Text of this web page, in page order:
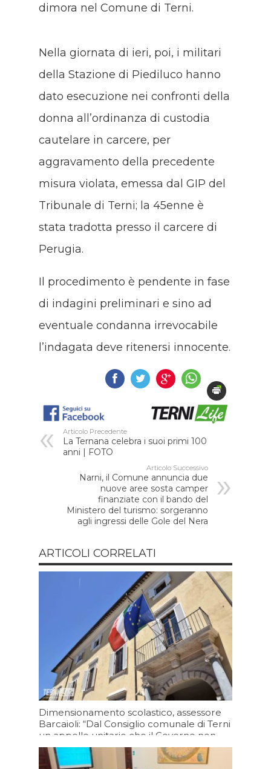
dimora nel Comune di Terni.
Nella giornata di ieri, poi, i militari
della Stazione di Piediluco hanno
dato esecuzione nei confronti della
donna all’ordinanza di custodia
cautelare in carcere, per
aggravamento della precedente
misura violata, emessa dal GIP del
Tribunale di Terni; la 45enne è
stata tradotta presso il carcere di
Perugia.
Il procedimento è pendente in fase
di indagini preliminari e sino ad
eventuale condanna irrevocabile
l’indagata deve ritenersi innocente.
Articolo Precedente
La Ternana celebra i suoi primi 100
anni | FOTO
Articolo Successivo
Narni, il Comune annuncia due
nuove aree sosta camper
finanziate con il bando del
Ministero del turismo: sorgeranno
agli ingressi delle Gole del Nera
ARTICOLI CORRELATI
Dimensionamento scolastico, assessore
Barcaioli: “Dal Consiglio comunale di Terni
un appello unitario che il Governo non
può ignorare”
Oggi 15:20